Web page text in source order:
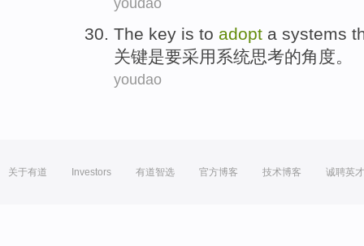
youdao
The key is to adopt a systems
关键是要采用 系统思考的角度。
youdao
关于有道 Investors 有道智选 官方博客 技术博客 诚聘英才